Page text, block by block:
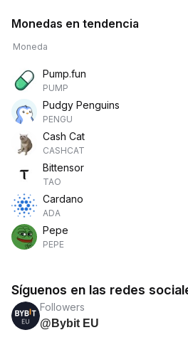
Monedas en tendencia
Moneda
Pump.fun
PUMP
Pudgy Penguins
PENGU
Cash Cat
CASHCAT
Bittensor
TAO
Cardano
ADA
Pepe
PEPE
Síguenos en las redes
Followers
@Bybit EU